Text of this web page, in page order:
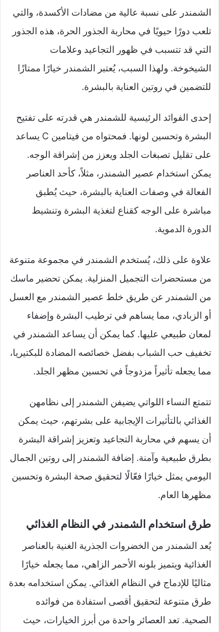
الشمندر على نسبة عالية من مضادات الأكسدة، والتي
تلعب دورًا حيويًا في محاربة الجذور الحرة، هذه الجذور
التي قد تتسبب في ظهور التجاعيد وعلامات
الشيخوخة. ولهذا السبب، يُعتبر الشمندر خيارًا ممتازًا
للتضمين في روتين العناية بالبشرة.
إحدى الفوائد الرئيسية للشمندر هي قدرته على تفتيح
البشرة وتحسين لونها. فمحتواه من فيتامين C يساعد
على تقليل تصبغات الجلد ويعزز من إشراقة الوجه.
يمكن استخدام عصير الشمندر، مثلاً، كأحد العناصر
الفعالة في وصفات العناية بالبشرة، حيث يُطبق
مباشرة على الوجه كقناع لتغذية البشرة وتنشيط
الدورة الدموية.
علاوة على ذلك، يُستخدم الشمندر في مجموعة متنوعة
من مستحضرات التجميل المنزلية. يمكن تحضير ماسك
من الشمندر عن طريق خلط عصير الشمندر مع العسل
أو الزبادي، مما يساهم في ترطيب البشرة وإضفاء
لمعان طبيعي عليها. كما يمكن أن يساعد الشمندر في
تخفيف حب الشباب بفضل خصائصه المضادة للبكتيريا،
مما يجعله تأثيراً مزدوجاً في تحسين مظهر الجلد.
تتمتع النساء اللواتي يضيفن الشمندر إلى نظامهن
الغذائي بالتأثيرات الإيجابية على بشرتهم، حيث يمكن
أن يسهم في محاربة التجاعيد وتعزيز إشراقة البشرة
بطرق طبيعية وآمنة. إضافة الشمندر إلى روتين الجمال
اليومي يمثل خيارًا فعّالًا لتحقيق صحة البشرة وتحسين
مظهرها العام.
طرق استخدام الشمندر في النظام الغذائي
يُعد الشمندر من الخضروات الجذرية الغنية بالعناصر
الغذائية ويتميز بلونه الأحمر الزاهي، مما يجعله خيارًا
مثاليًا للإدماج في النظام الغذائي. يمكن استخدامه بعدة
طرق متنوعة لتحقيق أقصى استفادة من فوائده
الصحية. تعد العصائر واحدة من أبرز الخيارات، حيث